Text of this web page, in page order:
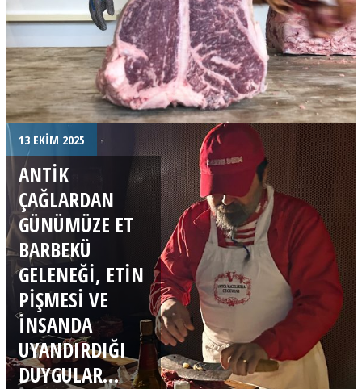
13 EKIM 2025
ANTIK
ÇAĞLARDAN
GÜNÜMÜZE ET
BARBEKÜ
GELENEĞI, ETIN
PIŞMESI VE
INSANDA
UYANDIRDIĞI
DUYGULAR…